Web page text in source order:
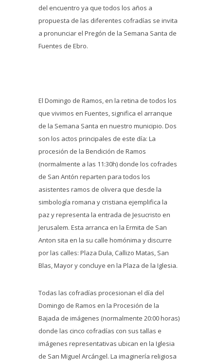
del encuentro ya que todos los años a
propuesta de las diferentes cofradías se invita
a pronunciar el Pregón de la Semana Santa de
Fuentes de Ebro.
El Domingo de Ramos, en la retina de todos los
que vivimos en Fuentes, significa el arranque
de la Semana Santa en nuestro municipio. Dos
son los actos principales de este día: La
procesión de la Bendición de Ramos
(normalmente a las 11:30h) donde los cofrades
de San Antón reparten para todos los
asistentes ramos de olivera que desde la
simbología romana y cristiana ejemplifica la
paz y representa la entrada de Jesucristo en
Jerusalem. Esta arranca en la Ermita de San
Anton sita en la su calle homónima y discurre
por las calles: Plaza Dula, Callizo Matas, San
Blas, Mayor y concluye en la Plaza de la Iglesia.
Todas las cofradías procesionan el día del
Domingo de Ramos en la Procesión de la
Bajada de imágenes (normalmente 20:00 horas)
donde las cinco cofradías con sus tallas e
imágenes representativas ubican en la Iglesia
de San Miguel Arcángel. La imaginería religiosa